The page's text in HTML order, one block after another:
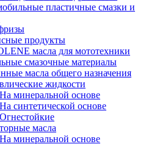
пластичные смазки и
продукты
масла для мототехники
смазочные материалы
масла общего назначения
жидкости
На минеральной основе
На синтетической основе
Огнестойкие
масла
На минеральной основе